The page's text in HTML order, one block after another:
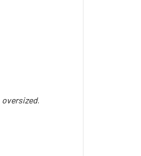
oversized.